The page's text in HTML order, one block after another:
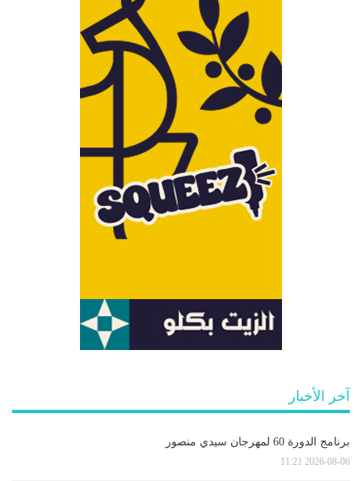
آخر الأخبار
برنامج الدورة 60 لمهرجان سيدي منصور
2026-08-06 11:21